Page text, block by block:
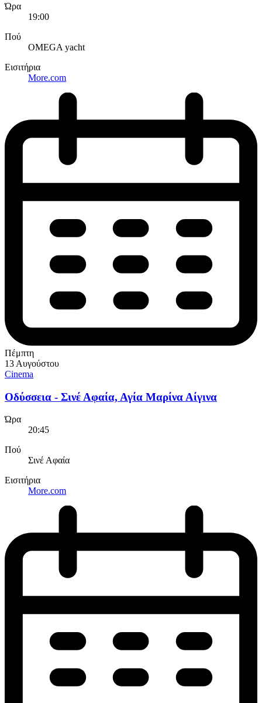
Ώρα
19:00
Πού
OMEGA yacht
Εισιτήρια
More.com
Πέμπτη
13 Αυγούστου
Cinema
Οδύσσεια - Σινέ Αφαία, Αγία Μαρίνα Αίγινα
Ώρα
20:45
Πού
Σινέ Αφαία
Εισιτήρια
More.com